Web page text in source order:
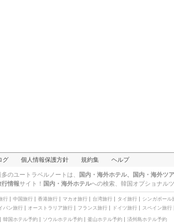
グ 個人情報保護方針 規約集 ヘルプ
のユートラベルノートは、 国内・海外ホテル、国内・海外ツ
行情報サイト！ 国内・海外ホテルへの検索、 韓国オプショナル
行 中国旅行 香港旅行 マカオ旅行 台湾旅行 タイ旅行 シンガポール
パン旅行 オーストラリア旅行 フランス旅行 ドイツ旅行 スペイン旅行
韓国ホテル予約 ソウルホテル予約 釜山ホテル予約 済州島ホテル予約